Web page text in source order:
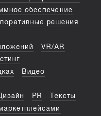
обеспечение
решения
VR/AR
Видео
PR
Тексты